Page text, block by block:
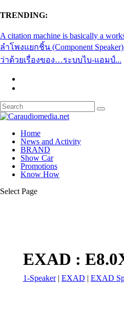
TRENDING:
A citation machine is basically a
ลำโพงแยกชิ้น (Component
ว่าด้วยเรื่องของ…ระบบไบ-แอมป์...
Home
News and Activity
BRAND
Show Car
Promotions
Know How
Select Page
EXAD :
1-Speaker| EXAD | EXAD